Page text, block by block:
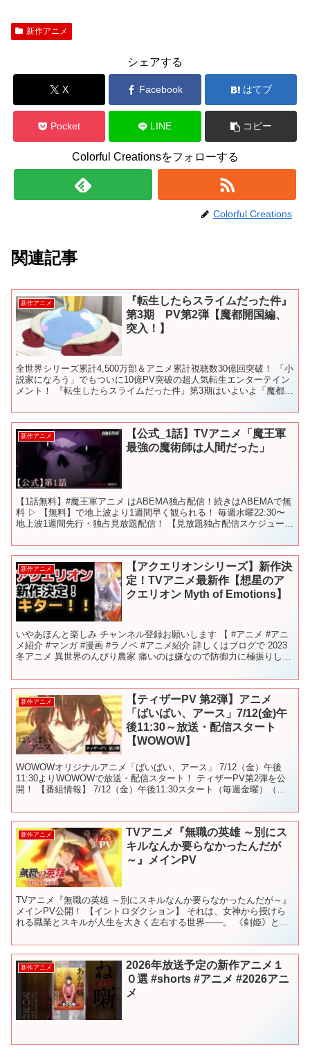
新作アニメ
シェアする
X Facebook はてブ
Pocket LINE コピー
Colorful Creationsをフォローする
Colorful Creations
関連記事
新作アニメ
『転生したらスライムだった件』
第3期 PV第2弾【魔都開国編、
突入！】
全世界シリーズ累計4,500万部＆アニメ累計視聴数30億回突破！ 「小
説家になろう」でもついに10億PV突破の超人気転生エンターテイン
メント！ 『転生したらスライムだった件』第3期はいよいよ「魔都開
新作アニメ
【公式_1話】TVアニメ「魔王軍
最強の魔術師は人間だった」
【1話無料】#魔王軍アニメ はABEMA独占配信！続きはABEMAで無
料 ▷ 【無料】で地上波より1週間早く観られる！ 毎週水曜22:30〜
地上波1週間先行・独占見放題配信！ 【見放題独占配信スケジュー
新作アニメ
【アクエリオンシリーズ】新作決
定！TVアニメ最新作【想星のア
クエリオン Myth of Emotions】
いやあほんと楽しみ チャンネル登録お願いします 【 #アニメ #アニ
メ紹介 #マンガ #漫画 #ラノベ #アニメ紹介 詳しくはブログで 2023
冬アニメ 異世界のんびり農家 痛いのは嫌なので防御力に極振りした
新作アニメ
【ティザーPV 第2弾】アニメ
「ばいばい、アース」7/12(金)午
後11:30～放送・配信スタート
【WOWOW】
WOWOWオリジナルアニメ「ばいばい、アース」 7/12（金）午後
11:30よりWOWOWで放送・配信スタート！ ティザーPV第2弾を公
開！ 【番組情報】 7/12（金）午後11:30スタート（毎週金曜）（第1
新作アニメ
TVアニメ『無職の英雄 ～別にス
キルなんか要らなかったんだが
～』メインPV
TVアニメ『無職の英雄 ～別にスキルなんか要らなかったんだが～』
メインPV公開！ 【イントロダクション】 それは、女神から授けら
れる職業とスキルが人生を大きく左右する世界――。 《剣姫》と
新作アニメ
2026年放送予定の新作アニメ１
０選 #shorts #アニメ #2026アニ
メ